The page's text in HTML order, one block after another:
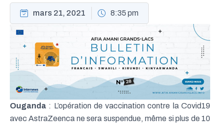
mars 21, 2021 8:35 pm
Ouganda : L’opération de vaccination contre la Covid19
avec AstraZeenca ne sera suspendue, même si plus de 10